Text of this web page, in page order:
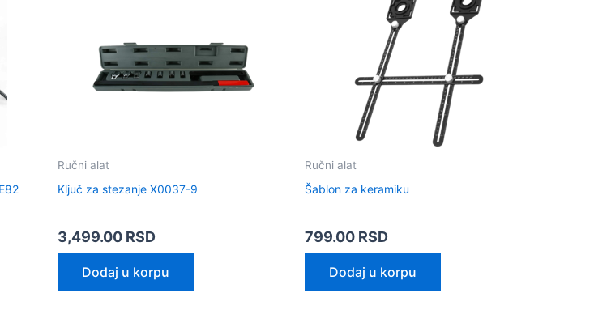
Ručni alat
Ključ za stezanje X0037-9
3,499.00 RSD
Dodaj u korpu
Ručni alat
Šablon za keramiku
799.00 RSD
Dodaj u korpu